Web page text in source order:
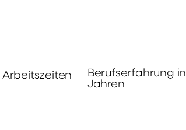
Arbeitszeiten
Berufserfahrung in
Jahren